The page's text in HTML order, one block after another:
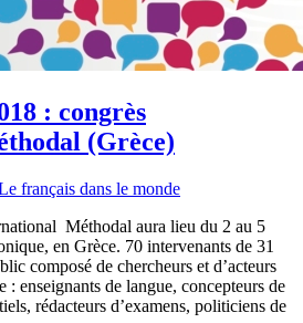
: congrès
(Grèce)
français dans le monde
Méthodal aura lieu du 2 au 5
en Grèce. 70 intervenants de 31
composé de chercheurs et d’acteurs
enseignants de langue, concepteurs de
rédacteurs d’examens, politiciens de